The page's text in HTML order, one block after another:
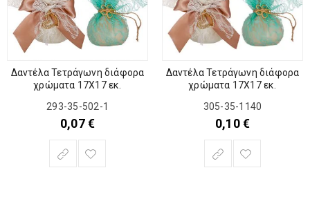
Δαντέλα Τετράγωνη διάφορα
χρώματα 17Χ17 εκ.
293-35-502-1
0,07€
Δαντέλα Τετράγωνη διάφορα
χρώματα 17Χ17 εκ.
305-35-1140
0,10€